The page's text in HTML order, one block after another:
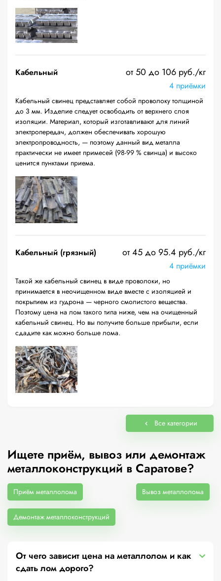
Кабельный от 50 до 106 руб./кг
4 приёмки
Кабельный свинец представляет собой проволоку толщиной
до 3 мм. Изделие следует освободить от верхнего слоя
изоляции. Материал, который изготавливают для линий
электропередач, должен обеспечивать хорошую
электропроводность, — поэтому данный вид металла
практически не имеет примесей (98-99 % свинца) и высоко
ценится пунктами приема.
Кабельный (грязный) от 45 до 95.4 руб./кг
4 приёмки
Такой же кабельный свинец в виде проволоки, но
принимается в неочищенном виде вместе с изоляцией и
покрытием из гудрона — черного смолистого вещества.
Поэтому цена на лом такого типа ниже, чем на очищенный
кабельный свинец. Но вы получите больше прибыли, если
сдадите как можно больше лома.
Все категории
Ищете приём, вывоз или демонтаж
металлоконструкций в Саратове?
Приём металлолома Вывоз металлолома
Демонтаж металлоконструкций
От чего зависит цена на металлолом и как
сдать лом дорого?